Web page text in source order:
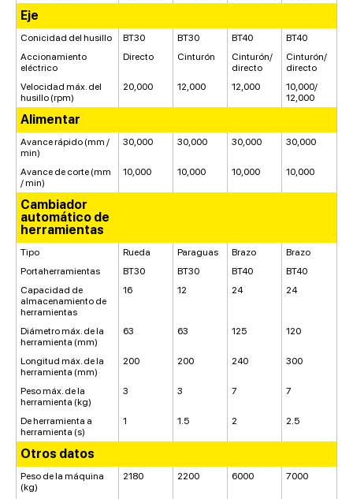
Eje
Conicidad del husillo BT30 BT30 BT40
BT40
Accionamiento
eléctrico
Directo Cinturón
Cinturón/
directo
Cinturón/
directo
Velocidad máx. del
husillo (rpm)
20,000 12,000 12,000
10,000/
12,000
Alimentar
Avance rápido (mm /
min)
30,000 30,000 30,000 30,000
Avance de corte (mm
/ min)
10,000 10,000 10,000 10,000
Cambiador
automático de
herramientas
Tipo Rueda Paraguas Brazo
Brazo
Portaherramientas
BT30 BT30 BT40
BT40
Capacidad de
almacenamiento de
herramientas
16 12 24 24
Diámetro máx. de la
herramienta (mm)
63 63 125 120
Longitud máx. de la
herramienta (mm)
200 200 240 300
Peso máx. de la
herramienta (kg)
3 3 7 7
De herramienta a
herramienta (s)
1 1.5 2 2.5
Otros datos
Peso de la máquina
(kg)
2180 2200 6000 7000